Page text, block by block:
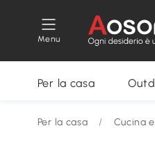
Menu
Per la casa
Per la casa / Cucina